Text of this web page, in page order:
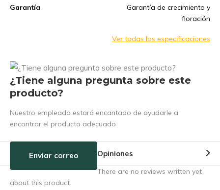
Garantía
Garantía de crecimiento y
floración
Ver todas las especificaciones
¿Tiene alguna pregunta sobre este
producto?
Nuestro empleado estará encantado de ayudarle a
encontrar el producto adecuado
Enviar correo Opiniones
There are no reviews written yet
about this product.